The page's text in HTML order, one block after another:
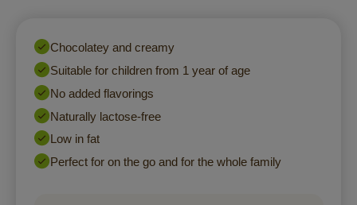
Chocolatey and creamy
Suitable for children from 1 year of age
No added flavorings
Naturally lactose-free
Low in fat
Perfect for on the go and for the whole family